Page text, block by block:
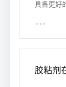
具备更好
胶粘剂